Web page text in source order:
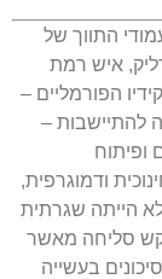
התווך של
איש רמת
הפורמליים –
להתיישבות –
ופיתוח
ודמוגרפית,
הייתה שגרתית
סליחה מאשר
בעשייה